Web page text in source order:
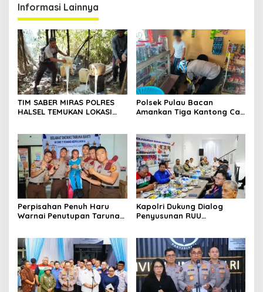
Informasi Lainnya
TIM SABER MIRAS POLRES
HALSEL TEMUKAN LOKASI
Polsek Pulau Bacan
Amankan Tiga Kantong Cap
Perpisahan Penuh Haru
Warnai Penutupan Taruna
Kapolri Dukung Dialog
Penyusunan RUU